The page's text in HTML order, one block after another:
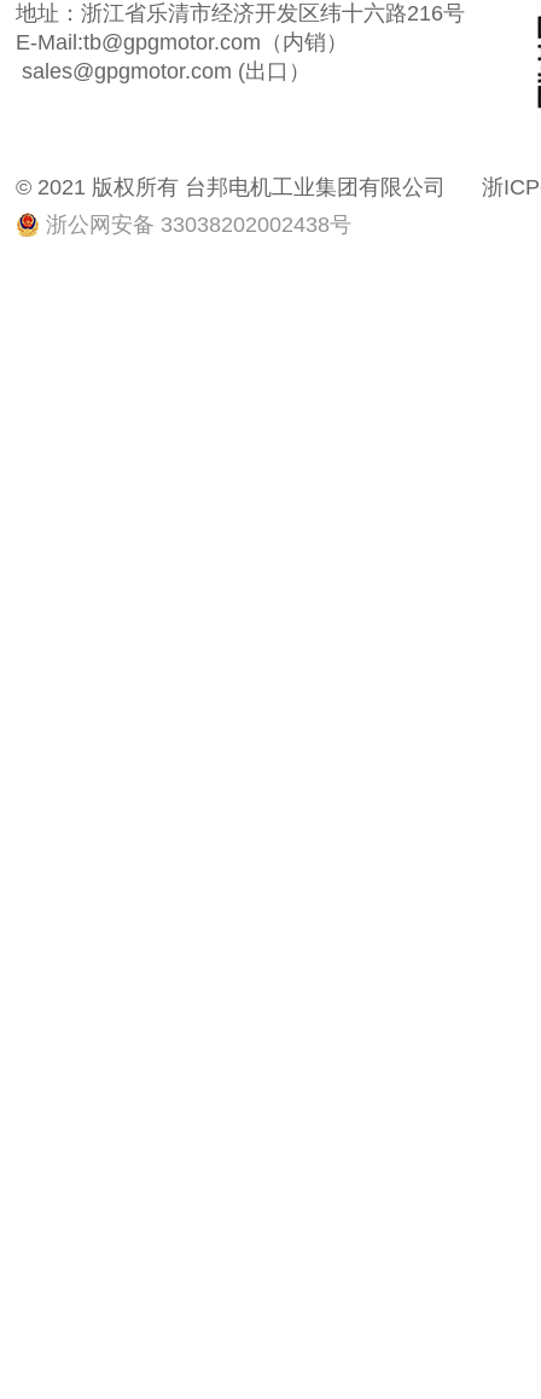
地址：浙江省乐清市经济开发区纬十六路216号
E-Mail:tb@gpgmotor.com（内销）
sales@gpgmotor.com (出口）
© 2021 版权所有 台邦电机工业集团有限公司 浙
浙公网安备 33038202002438号